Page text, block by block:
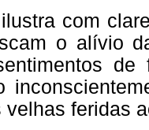
com
o alívio
velhas feridas